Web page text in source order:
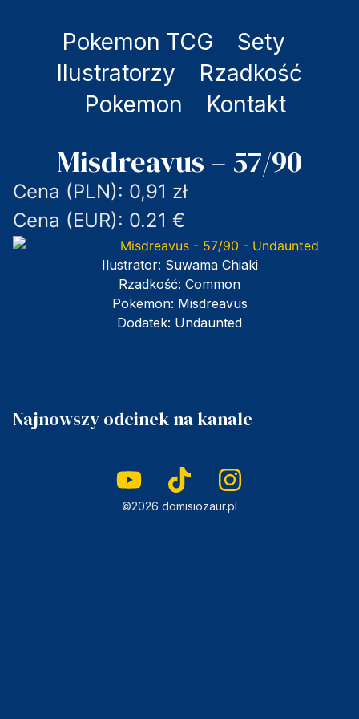
Pokemon TCG
Sety
Ilustratorzy
Rzadkość
Pokemon
Kontakt
Misdreavus – 57/90
Cena (PLN): 0,91 zł
Cena (EUR): 0.21 €
Ilustrator: Suwama Chiaki
Rzadkość: Common
Pokemon: Misdreavus
Dodatek: Undaunted
Najnowszy odcinek na kanale
©2026 domisiozaur.pl